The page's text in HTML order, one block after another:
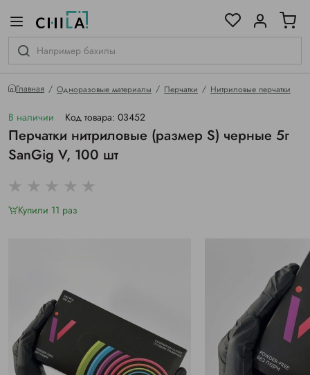
Главная Одноразовые материалы Перчатки Нитриловые перчатки
В наличии Код товара: 03452
Перчатки нитриловые (размер S) черные 5г
SanGig V, 100 шт
Купили 11 раз
гамме